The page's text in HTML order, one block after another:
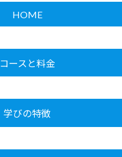
HOME
コースと料金
学びの特徴